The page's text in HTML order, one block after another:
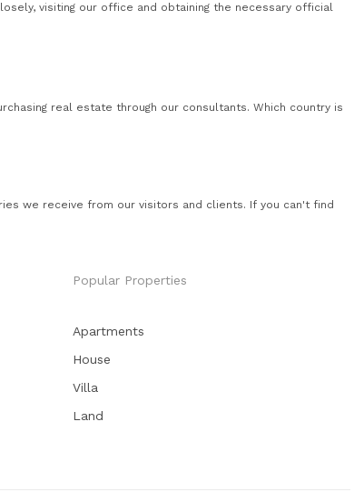
visiting our office and obtaining the necessary official
real estate through our consultants. Which country is
we receive from our visitors and clients. If you can't find
Popular Properties
Apartments
House
Villa
Land